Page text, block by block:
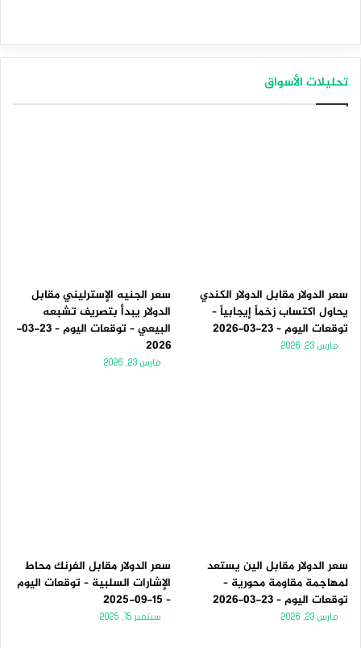
تحليلات الأسواق
سعر الدولار مقابل الدولار الكندي
يحاول اكتساب زخماً إيجابياً –
توقعات اليوم – 23-03-2026
مارس 23, 2026
سعر الجنيه الإسترليني مقابل
الدولار يبدأ بتصريف تشبعه
البيعي – توقعات اليوم – 23-03-
2026
مارس 23, 2026
سعر الدولار مقابل الين يستعد
لمهاجمة مقاومة محورية –
توقعات اليوم – 23-03-2026
مارس 23, 2026
سعر الدولار مقابل الفرنك محاط
الإشارات السلبية – توقعات اليوم
– 15-09-2025
سبتمبر 15, 2025